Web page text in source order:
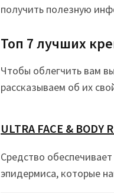
получить полезную
Топ 7 лучших
Чтобы облегчить вам
рассказываем об их
ULTRA FACE & BODY
Средство
эпидермиса, которые